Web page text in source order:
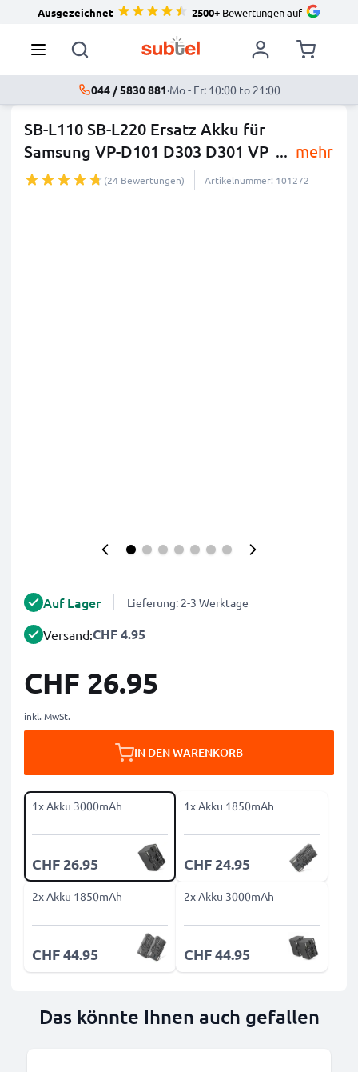
Ausgezeichnet 2500+Bewertungen auf
044 / 5830 881·Mo - Fr: 10:00 to 21:00
SB-L110 SB-L220 Ersatz Akku für
Samsung VP-D101 D303 D301 VP ... mehr
(24 Bewertungen) Artikelnummer: 101272
Auf Lager Lieferung: 2-3 Werktage
Versand:CHF 4.95
CHF 26.95
inkl. MwSt.
IN DEN WARENKORB
1x Akku 3000mAh
CHF 26.95
1x Akku 1850mAh
CHF 24.95
2x Akku 1850mAh
CHF 44.95
2x Akku 3000mAh
CHF 44.95
Das könnte Ihnen auch gefallen